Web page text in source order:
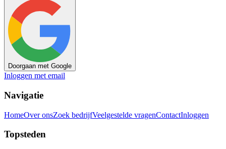
Doorgaan met Google
Inloggen met email
Navigatie
HomeOver onsZoek bedrijfVeelgestelde vragenContactInloggen
Topsteden